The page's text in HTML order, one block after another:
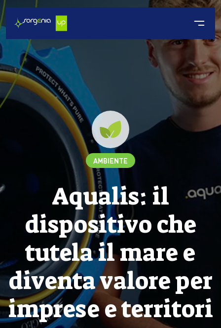
AMBIENTE
Aqualis: il
dispositivo che
tutela il mare e
diventa valore per
imprese e territori